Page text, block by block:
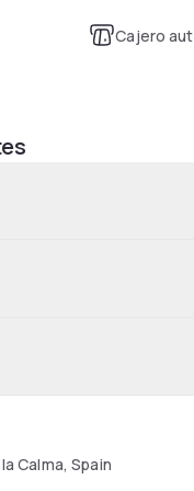
Cajero
Calma, Spain